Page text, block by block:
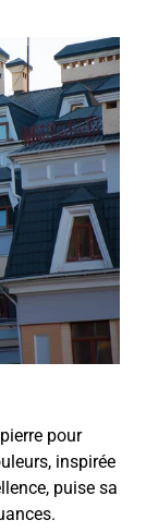
pour
inspirée
puise sa